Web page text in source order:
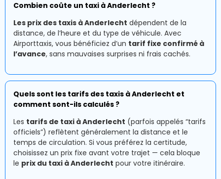
Combien coûte un taxi à Anderlecht ?
Les prix des taxis à Anderlecht dépendent de la
distance, de l’heure et du type de véhicule. Avec
Airporttaxis, vous bénéficiez d’un tarif fixe confirmé à
l’avance, sans mauvaises surprises ni frais cachés.
Quels sont les tarifs des taxis à Anderlecht et
comment sont-ils calculés ?
Les tarifs de taxi à Anderlecht (parfois appelés “tarifs
officiels”) reflètent généralement la distance et le
temps de circulation. Si vous préférez la certitude,
choisissez un prix fixe avant votre trajet — cela bloque
le prix du taxi à Anderlecht pour votre itinéraire.